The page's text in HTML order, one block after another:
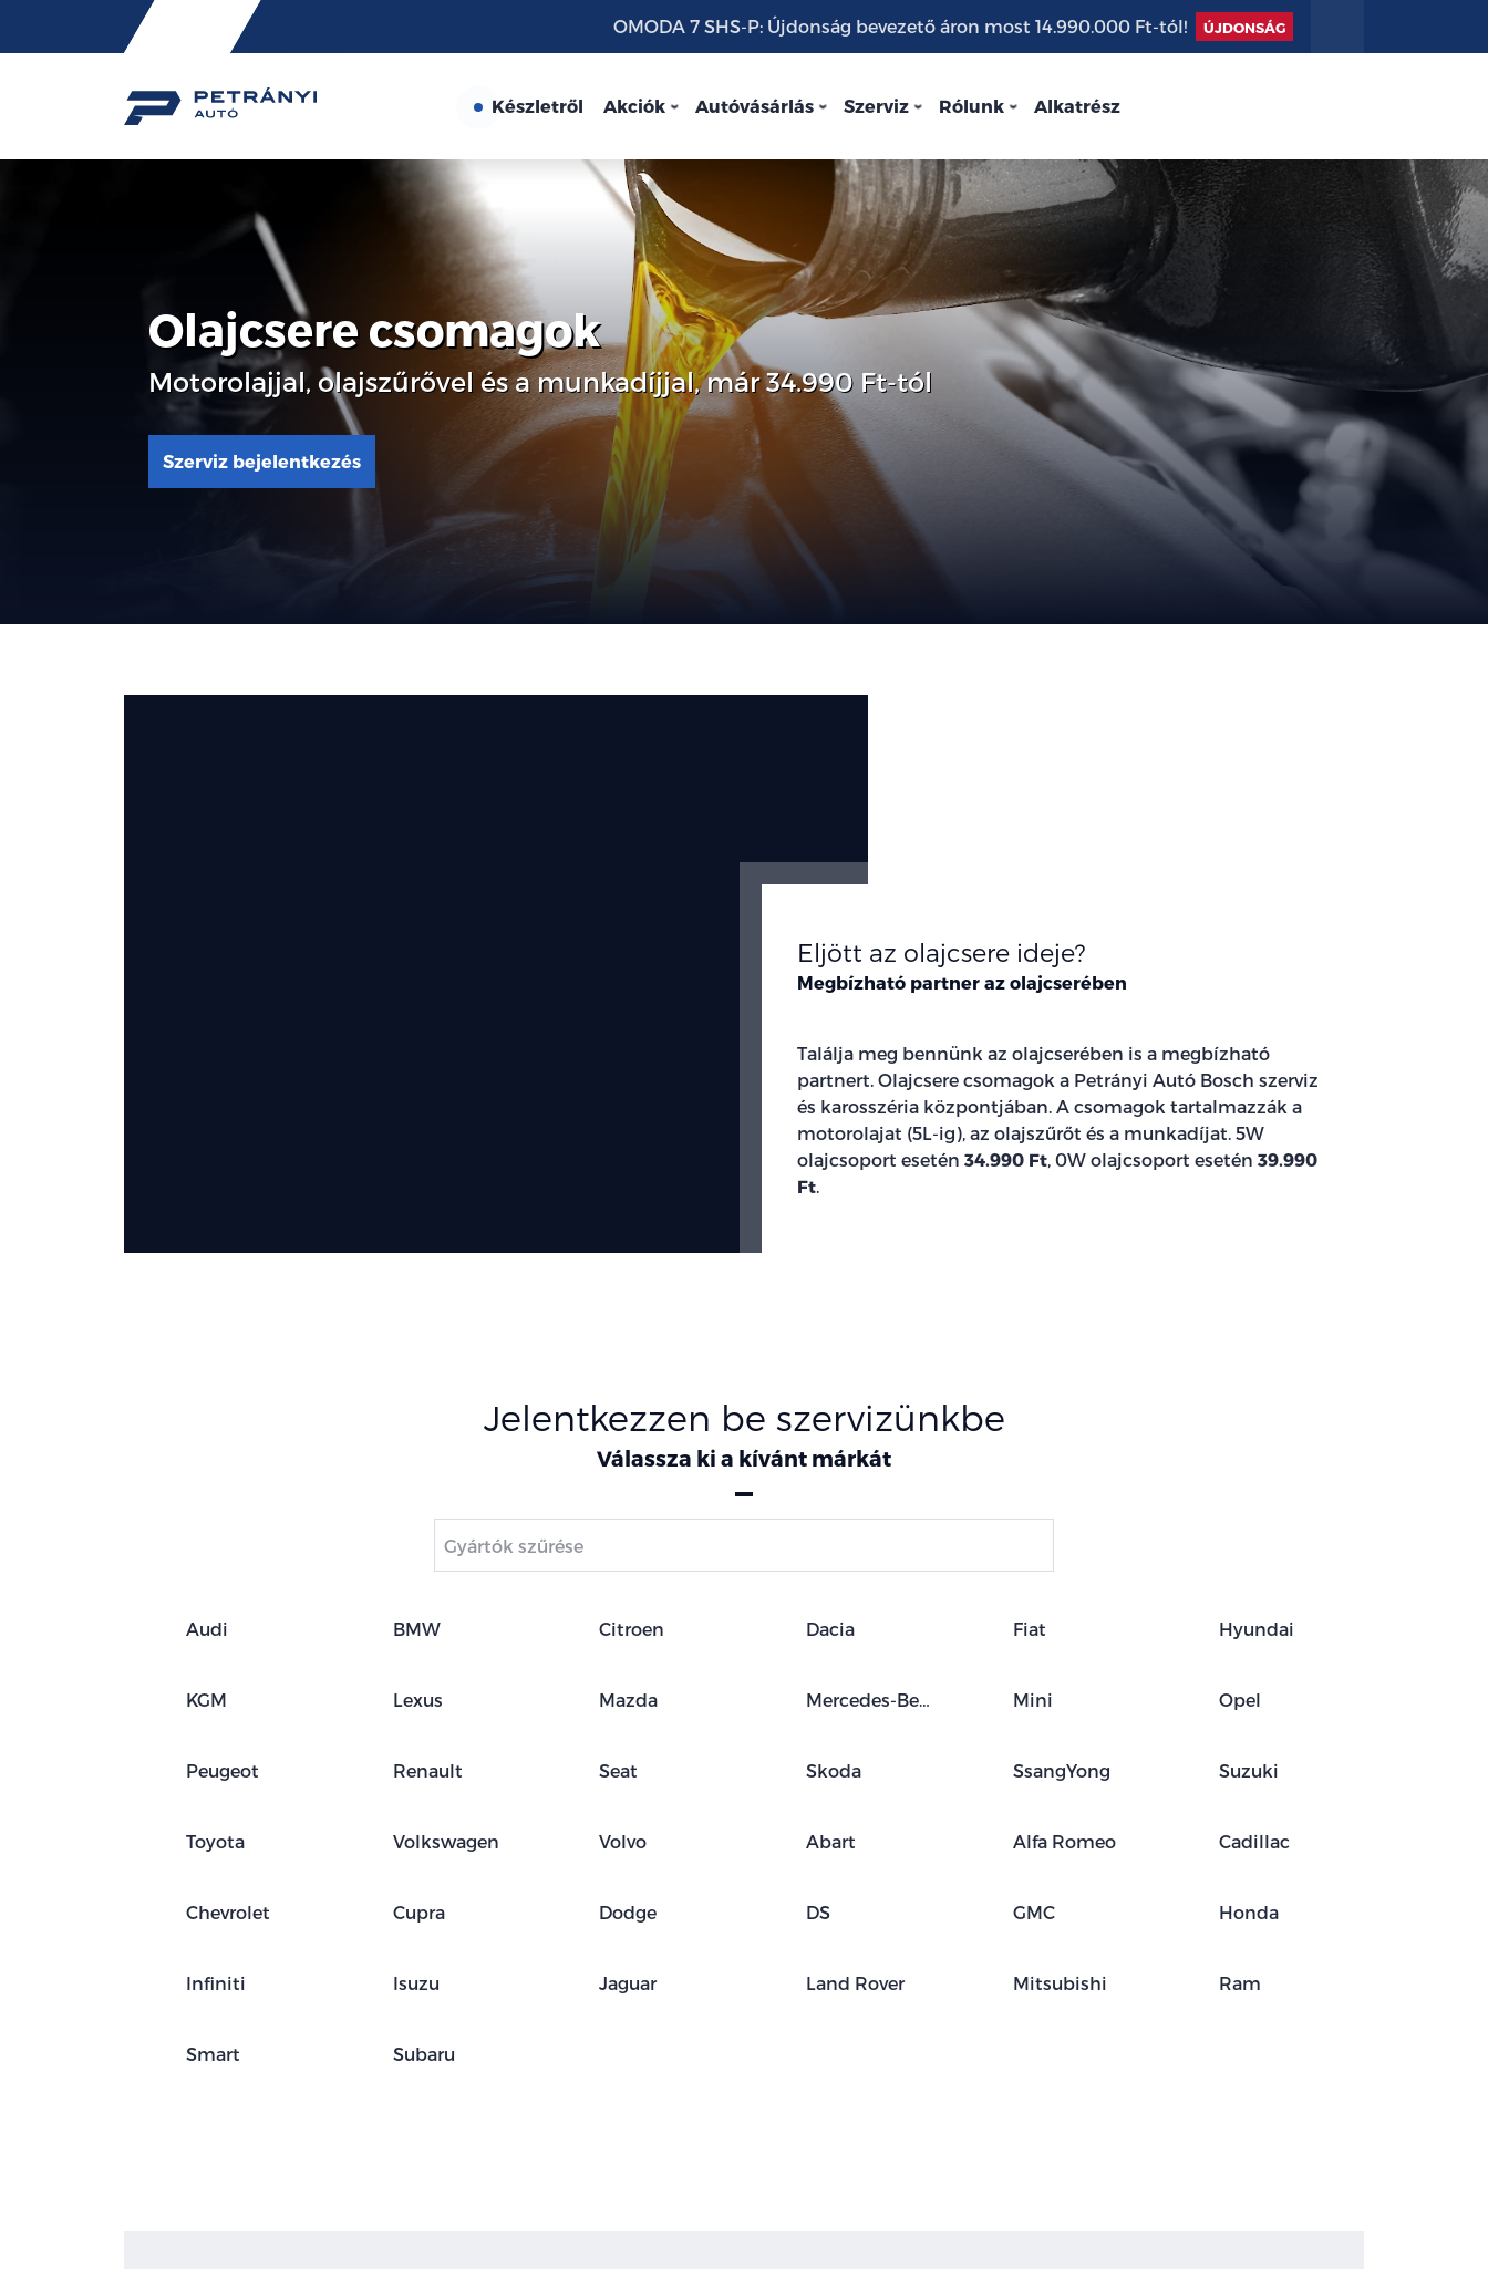
Friss
hírek
OMODA 7 SHS-P: Újdonság bevezető áron most 14.990.000 Ft-tól! ÚJDONSÁG
Készletről Akciók Autóvásárlás Szerviz Rólunk Alkatrész
Olajcsere csomagok
Motorolajjal, olajszűrővel és a munkadíjjal, már 34.990 Ft-tól
Szerviz bejelentkezés
Eljött az olajcsere ideje?
Megbízható partner az olajcserében
Találja meg bennünk az olajcserében is a megbízható
partnert. Olajcsere csomagok a Petrányi Autó Bosch szerviz
és karosszéria központjában. A csomagok tartalmazzák a
motorolajat (5L-ig), az olajszűrőt és a munkadíjat. 5W
olajcsoport esetén 34.990 Ft, 0W olajcsoport esetén 39.990
Ft.
Jelentkezzen be szervizünkbe
Válassza ki a kívánt márkát
Audi BMW Citroen Dacia Fiat Hyundai
KGM Lexus Mazda Mercedes-Benz Mini Opel
Peugeot Renault Seat Skoda SsangYong Suzuki
Toyota Volkswagen Volvo Abart Alfa Romeo Cadillac
Chevrolet Cupra Dodge DS GMC Honda
Infiniti Isuzu Jaguar Land Rover Mitsubishi Ram
Smart Subaru